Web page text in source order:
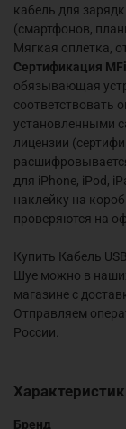
кабель для
(смартфонов,
Мягкая оплетка,
Сертификация MFi
обязывающая
соответствовать
установленными
лицензии
для iPhone, iPod,
наклейку на
проверяются на
Купить Кабель
Шуе можно в
магазине с
Отправляем
России.
Бренд